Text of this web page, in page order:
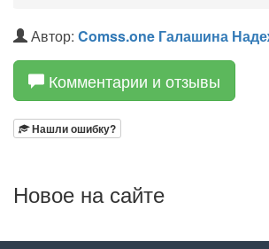
Автор: Comss.one Галашина
Комментарии и отзывы
Нашли ошибку?
Новое на сайте